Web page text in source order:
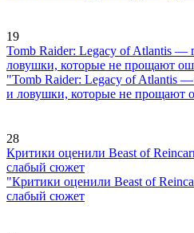
19
Tomb Raider: Legacy of Atlantis —
ловушки, которые не прощают
"Tomb Raider: Legacy of Atlantis —
и ловушки, которые не прощают
28
Критики оценили Beast of
слабый сюжет
"Критики оценили Beast of
слабый сюжет